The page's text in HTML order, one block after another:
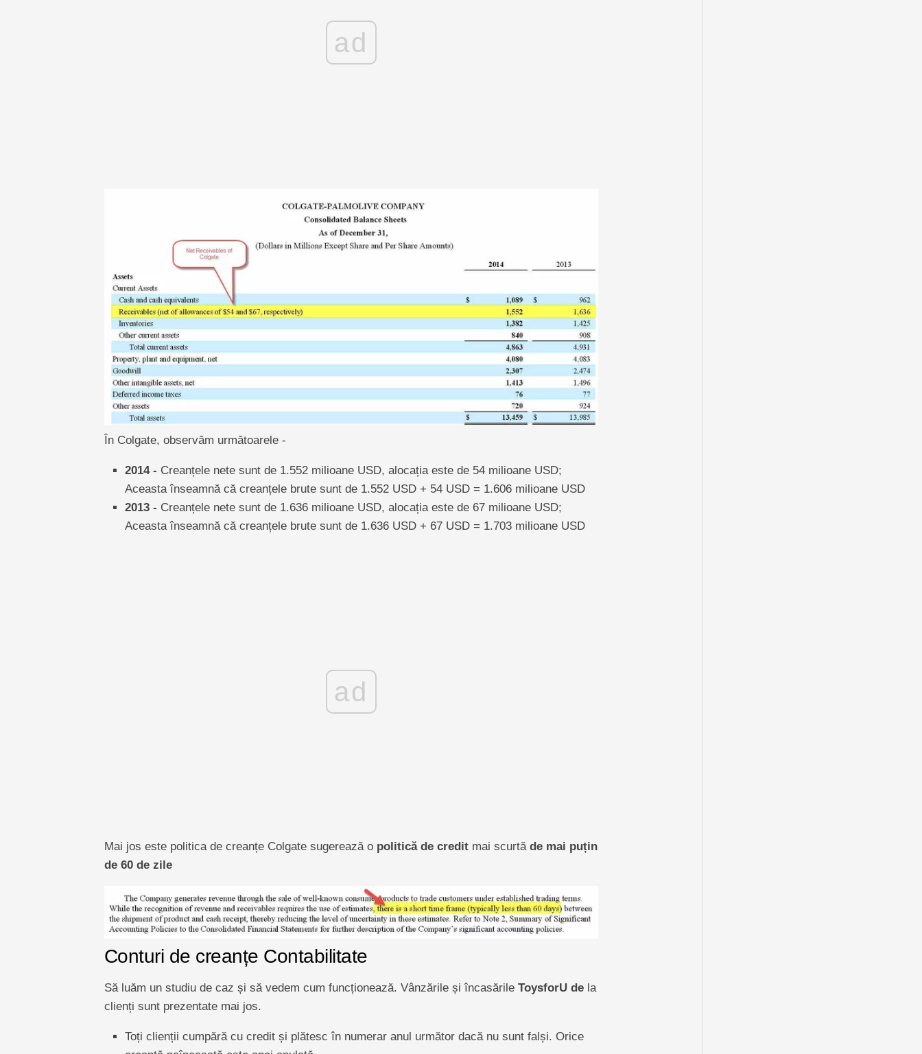
ad
În Colgate, observăm următoarele -
2014 - Creanțele nete sunt de 1.552 milioane USD, alocația este de 54 milioane USD;
Aceasta înseamnă că creanțele brute sunt de 1.552 USD + 54 USD = 1.606 milioane USD
2013 - Creanțele nete sunt de 1.636 milioane USD, alocația este de 67 milioane USD;
Aceasta înseamnă că creanțele brute sunt de 1.636 USD + 67 USD = 1.703 milioane USD
ad
Mai jos este politica de creanțe Colgate sugerează o politică de creditmai scurtă de mai puțin
de 60 de zile
Conturi de creanțe Contabilitate
Să luăm un studiu de caz și să vedem cum funcționează. Vânzările și încasările ToysforU dela
clienți sunt prezentate mai jos.
Toți clienții cumpără cu credit și plătesc în numerar anul următor dacă nu sunt falși. Orice